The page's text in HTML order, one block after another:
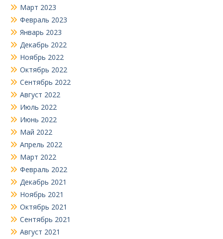
Март 2023
Февраль 2023
Январь 2023
Декабрь 2022
Ноябрь 2022
Октябрь 2022
Сентябрь 2022
Август 2022
Июль 2022
Июнь 2022
Май 2022
Апрель 2022
Март 2022
Февраль 2022
Декабрь 2021
Ноябрь 2021
Октябрь 2021
Сентябрь 2021
Август 2021